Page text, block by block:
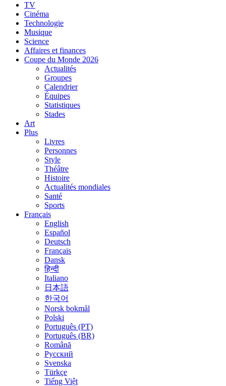
TV
Cinéma
Technologie
Musique
Science
Affaires et finances
Coupe du Monde 2026
Actualités
Groupes
Calendrier
Équipes
Statistiques
Stades
Art
Plus
Livres
Personnes
Style
Théâtre
Histoire
Actualités mondiales
Santé
Sports
Français
English
Español
Deutsch
Français
Dansk
हिन्दी
Italiano
日本語
한국어
Norsk bokmål
Polski
Português (PT)
Português (BR)
Română
Русский
Svenska
Türkçe
Tiếng Việt